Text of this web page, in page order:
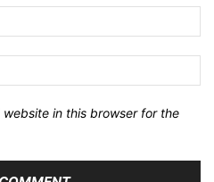
in this browser for the